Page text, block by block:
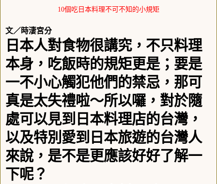
10個吃日本料理不可不知的小規矩
文／時淒宮分
日本人對食物很講究，不只料理
本身，吃飯時的規矩更是；要是
一不小心觸犯他們的禁忌，那可
真是太失禮啦～所以囉，對於隨
處可以見到日本料理店的台灣，
以及特別愛到日本旅遊的台灣人
來說，是不是更應該好好了解一
下呢？